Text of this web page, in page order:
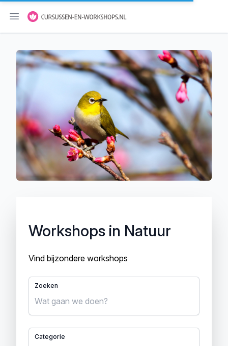
Menu openen
Workshops in Natuur
Vind bijzondere workshops
Zoeken
Categorie